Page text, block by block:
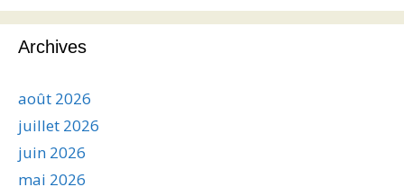
Archives
août 2026
juillet 2026
juin 2026
mai 2026